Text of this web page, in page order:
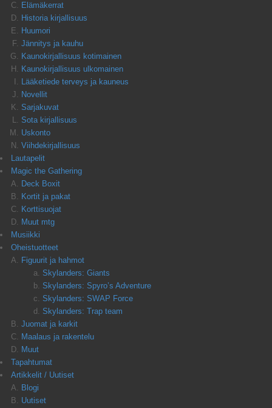
Elämäkerrat
Historia kirjallisuus
Huumori
Jännitys ja kauhu
Kaunokirjallisuus kotimainen
Kaunokirjallisuus ulkomainen
Lääketiede terveys ja kauneus
Novellit
Sarjakuvat
Sota kirjallisuus
Uskonto
Viihdekirjallisuus
Lautapelit
Magic the Gathering
Deck Boxit
Kortit ja pakat
Korttisuojat
Muut mtg
Musiikki
Oheistuotteet
Figuurit ja hahmot
Skylanders: Giants
Skylanders: Spyro’s Adventure
Skylanders: SWAP Force
Skylanders: Trap team
Juomat ja karkit
Maalaus ja rakentelu
Muut
Tapahtumat
Artikkelit / Uutiset
Blogi
Uutiset